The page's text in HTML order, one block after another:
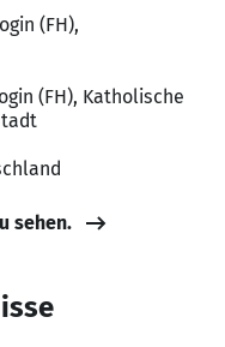
(FH),
(FH), Katholische
sehen.